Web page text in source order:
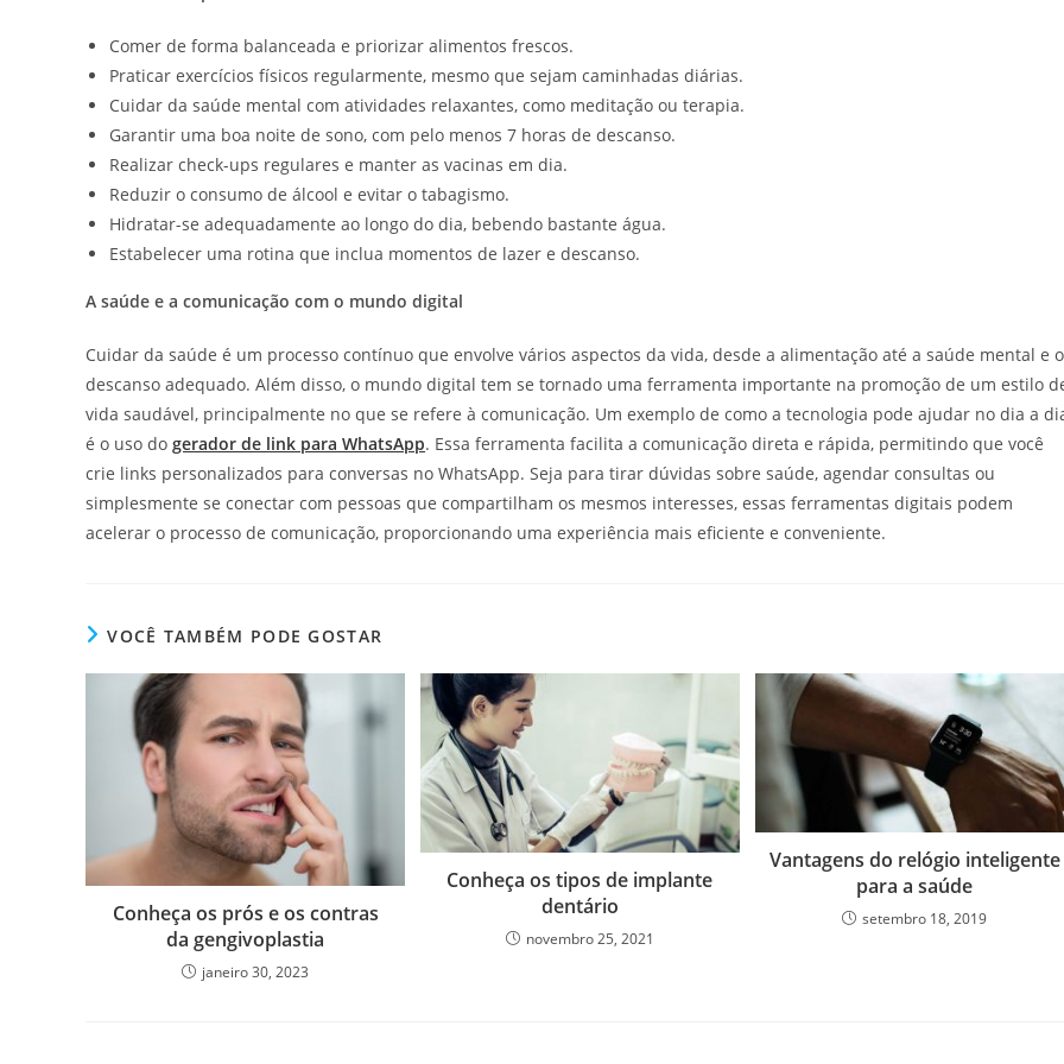
Comer de forma balanceada e priorizar alimentos frescos.
Praticar exercícios físicos regularmente, mesmo que sejam caminhadas diárias.
Cuidar da saúde mental com atividades relaxantes, como meditação ou terapia.
Garantir uma boa noite de sono, com pelo menos 7 horas de descanso.
Realizar check-ups regulares e manter as vacinas em dia.
Reduzir o consumo de álcool e evitar o tabagismo.
Hidratar-se adequadamente ao longo do dia, bebendo bastante água.
Estabelecer uma rotina que inclua momentos de lazer e descanso.
A saúde e a comunicação com o mundo digital
Cuidar da saúde é um processo contínuo que envolve vários aspectos da vida, desde a alimentação até a saúde mental e o
descanso adequado. Além disso, o mundo digital tem se tornado uma ferramenta importante na promoção de um estilo
vida saudável, principalmente no que se refere à comunicação. Um exemplo de como a tecnologia pode ajudar no dia a
é o uso do gerador de link para WhatsApp. Essa ferramenta facilita a comunicação direta e rápida, permitindo que você
crie links personalizados para conversas no WhatsApp. Seja para tirar dúvidas sobre saúde, agendar consultas ou
simplesmente se conectar com pessoas que compartilham os mesmos interesses, essas ferramentas digitais podem
acelerar o processo de comunicação, proporcionando uma experiência mais eficiente e conveniente.
VOCÊ TAMBÉM PODE GOSTAR
Conheça os prós e os contras
da gengivoplastia
janeiro 30, 2023
Conheça os tipos de implante
dentário
novembro 25, 2021
Vantagens do relógio inteligente
para a saúde
setembro 18, 2019